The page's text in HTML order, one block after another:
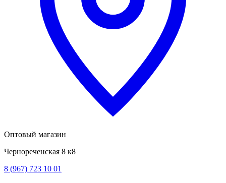
Оптовый магазин
Чернореченская 8 к8
8 (967) 723 10 01